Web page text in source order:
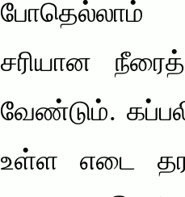
போதெல்லாம்
சரியான
வேண்டும்.
உள்ள எடை